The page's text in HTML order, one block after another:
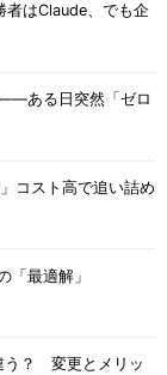
者はClaude、でも企
――ある日突然「ゼロ
コスト高で追い詰め
「最適解」
う？ 変更とメリッ